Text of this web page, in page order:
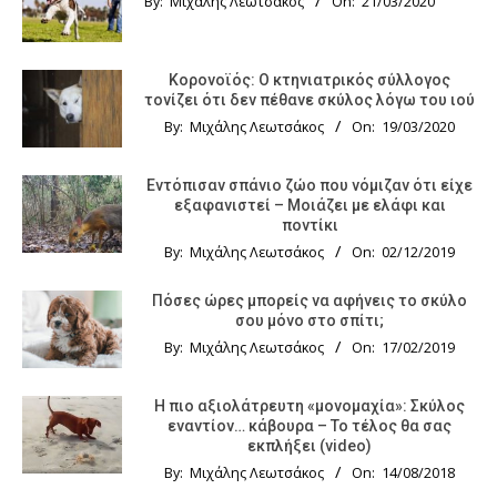
Κορονοϊός: Ο κτηνιατρικός σύλλογος
τονίζει ότι δεν πέθανε σκύλος λόγω του ιού
By: Μιχάλης Λεωτσάκος On: 19/03/2020
Εντόπισαν σπάνιο ζώο που νόμιζαν ότι είχε
εξαφανιστεί – Μοιάζει με ελάφι και
ποντίκι
By: Μιχάλης Λεωτσάκος On: 02/12/2019
Πόσες ώρες μπορείς να αφήνεις το σκύλο
σου μόνο στο σπίτι;
By: Μιχάλης Λεωτσάκος On: 17/02/2019
Η πιο αξιολάτρευτη «μονομαχία»: Σκύλος
εναντίον… κάβουρα – Το τέλος θα σας
εκπλήξει (video)
By: Μιχάλης Λεωτσάκος On: 14/08/2018